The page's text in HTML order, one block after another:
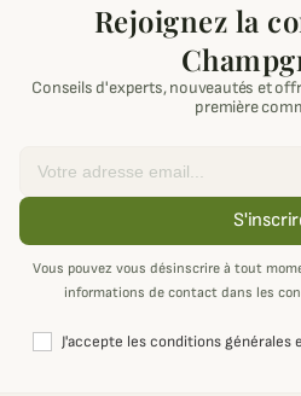
Rejoignez la
Conseils d'experts, nouveautés et
première
Vous pouvez vous désinscrire à tout
informations de contact dans les
J'accepte les conditions